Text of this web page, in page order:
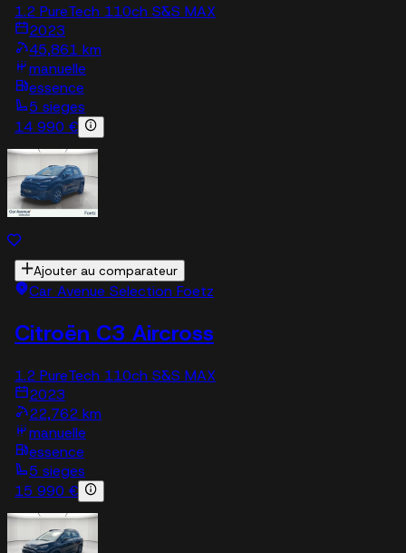
1.2 PureTech 110ch S&S MAX
2023
45,861 km
manuelle
essence
5 sieges
14 990 €
Ajouter au comparateur
Car Avenue Selection Foetz
Citroën C3 Aircross
1.2 PureTech 110ch S&S MAX
2023
22,762 km
manuelle
essence
5 sieges
15 990 €